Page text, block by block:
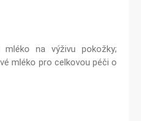
mléko na výživu pokožky;
mléko pro celkovou péči o